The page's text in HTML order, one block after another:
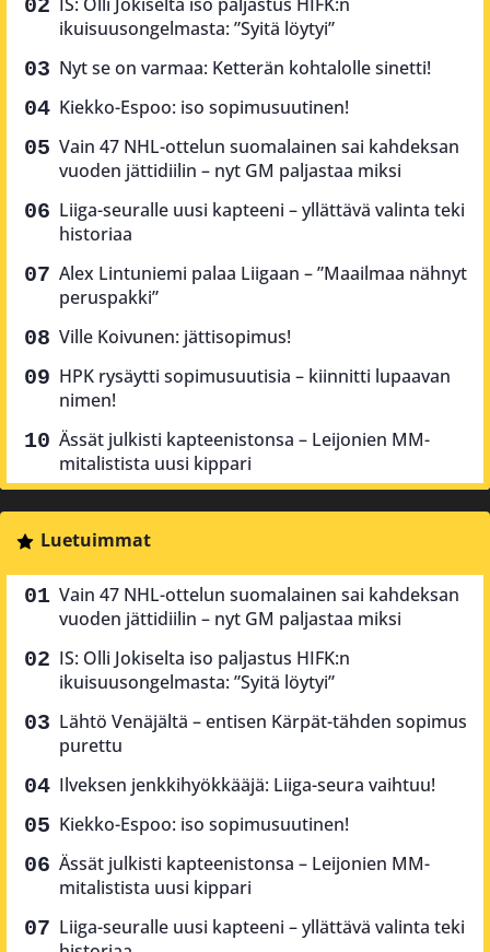
ikuisuusongelmasta: ”Syitä löytyi”
Nyt se on varmaa: Ketterän kohtalolle sinetti!
Kiekko-Espoo: iso sopimusuutinen!
Vain 47 NHL-ottelun suomalainen sai kahdeksan
vuoden jättidiilin – nyt GM paljastaa miksi
Liiga-seuralle uusi kapteeni – yllättävä valinta teki
historiaa
Alex Lintuniemi palaa Liigaan – ”Maailmaa nähnyt
peruspakki”
Ville Koivunen: jättisopimus!
HPK rysäytti sopimusuutisia – kiinnitti lupaavan
nimen!
Ässät julkisti kapteenistonsa – Leijonien MM-
mitalistista uusi kippari
Luetuimmat
Vain 47 NHL-ottelun suomalainen sai kahdeksan
vuoden jättidiilin – nyt GM paljastaa miksi
IS: Olli Jokiselta iso paljastus HIFK:n
ikuisuusongelmasta: ”Syitä löytyi”
Lähtö Venäjältä – entisen Kärpät-tähden sopimus
purettu
Ilveksen jenkkihyökkääjä: Liiga-seura vaihtuu!
Kiekko-Espoo: iso sopimusuutinen!
Ässät julkisti kapteenistonsa – Leijonien MM-
mitalistista uusi kippari
Liiga-seuralle uusi kapteeni – yllättävä valinta teki